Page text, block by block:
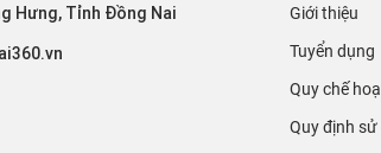
Hưng, Tỉnh Đồng Nai
Giới thiệu
Tuyển dụng
Quy chế
Quy định sử